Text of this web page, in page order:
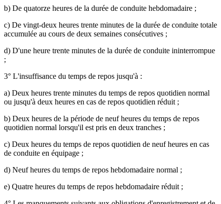
b) De quatorze heures de la durée de conduite hebdomadaire ;
c) De vingt-deux heures trente minutes de la durée de conduite totale
accumulée au cours de deux semaines consécutives ;
d) D'une heure trente minutes de la durée de conduite ininterrompue
;
3° L'insuffisance du temps de repos jusqu'à :
a) Deux heures trente minutes du temps de repos quotidien normal
ou jusqu'à deux heures en cas de repos quotidien réduit ;
b) Deux heures de la période de neuf heures du temps de repos
quotidien normal lorsqu'il est pris en deux tranches ;
c) Deux heures du temps de repos quotidien de neuf heures en cas
de conduite en équipage ;
d) Neuf heures du temps de repos hebdomadaire normal ;
e) Quatre heures du temps de repos hebdomadaire réduit ;